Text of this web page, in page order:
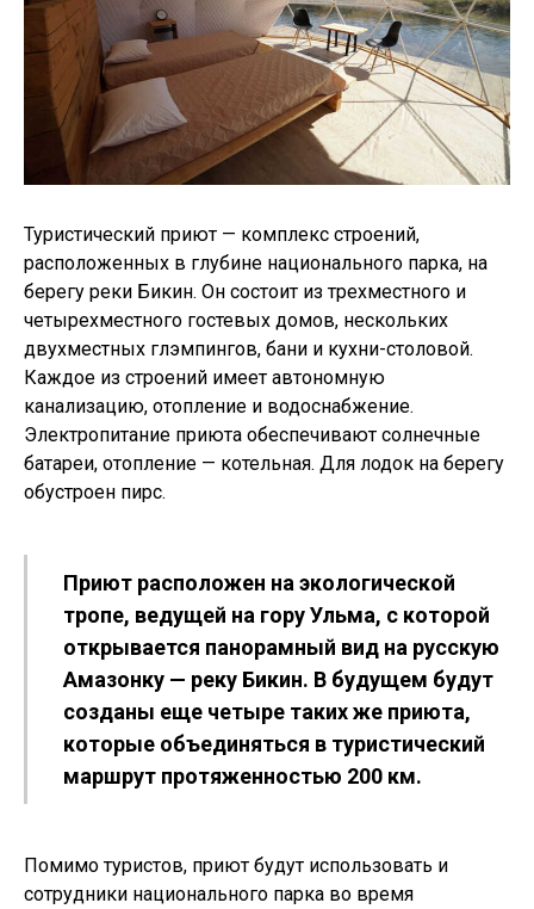
Туристический приют — комплекс строений,
расположенных в глубине национального парка, на
берегу реки Бикин. Он состоит из трехместного и
четырехместного гостевых домов, нескольких
двухместных глэмпингов, бани и кухни-столовой.
Каждое из строений имеет автономную
канализацию, отопление и водоснабжение.
Электропитание приюта обеспечивают солнечные
батареи, отопление — котельная. Для лодок на берегу
обустроен пирс.
Приют расположен на экологической
тропе, ведущей на гору Ульма, с которой
открывается панорамный вид на русскую
Амазонку — реку Бикин. В будущем будут
созданы еще четыре таких же приюта,
которые объединяться в туристический
маршрут протяженностью 200 км.
Помимо туристов, приют будут использовать и
сотрудники национального парка во время